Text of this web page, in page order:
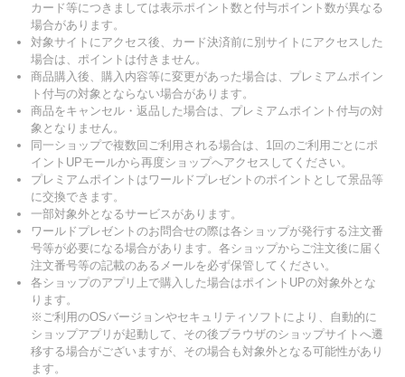
カード等につきましては表示ポイント数と付与ポイント数が異なる
場合があります。
対象サイトにアクセス後、カード決済前に別サイトにアクセスした
場合は、ポイントは付きません。
商品購入後、購入内容等に変更があった場合は、プレミアムポイン
ト付与の対象とならない場合があります。
商品をキャンセル・返品した場合は、プレミアムポイント付与の対
象となりません。
同一ショップで複数回ご利用される場合は、1回のご利用ごとにポ
イントUPモールから再度ショップへアクセスしてください。
プレミアムポイントはワールドプレゼントのポイントとして景品等
に交換できます。
一部対象外となるサービスがあります。
ワールドプレゼントのお問合せの際は各ショップが発行する注文番
号等が必要になる場合があります。各ショップからご注文後に届く
注文番号等の記載のあるメールを必ず保管してください。
各ショップのアプリ上で購入した場合はポイントUPの対象外とな
ります。
※ご利用のOSバージョンやセキュリティソフトにより、自動的に
ショップアプリが起動して、その後ブラウザのショップサイトへ遷
移する場合がございますが、その場合も対象外となる可能性があり
ます。